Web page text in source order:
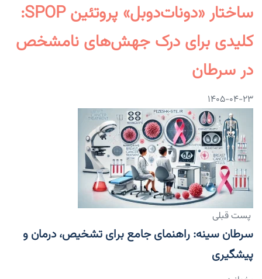
ساختار «دونات‌دوبل» پروتئین SPOP:
کلیدی برای درک جهش‌های نامشخص
در سرطان
۱۴۰۵-۰۴-۲۳
پست قبلی
سرطان سینه: راهنمای جامع برای تشخیص، درمان و
پیشگیری